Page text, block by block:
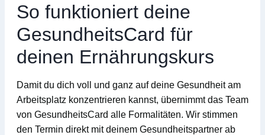
So funktioniert deine
GesundheitsCard für
deinen Ernährungskurs
Damit du dich voll und ganz auf deine Gesundheit am
Arbeitsplatz konzentrieren kannst, übernimmt das Team
von GesundheitsCard alle Formalitäten. Wir stimmen
den Termin direkt mit deinem Gesundheitspartner ab